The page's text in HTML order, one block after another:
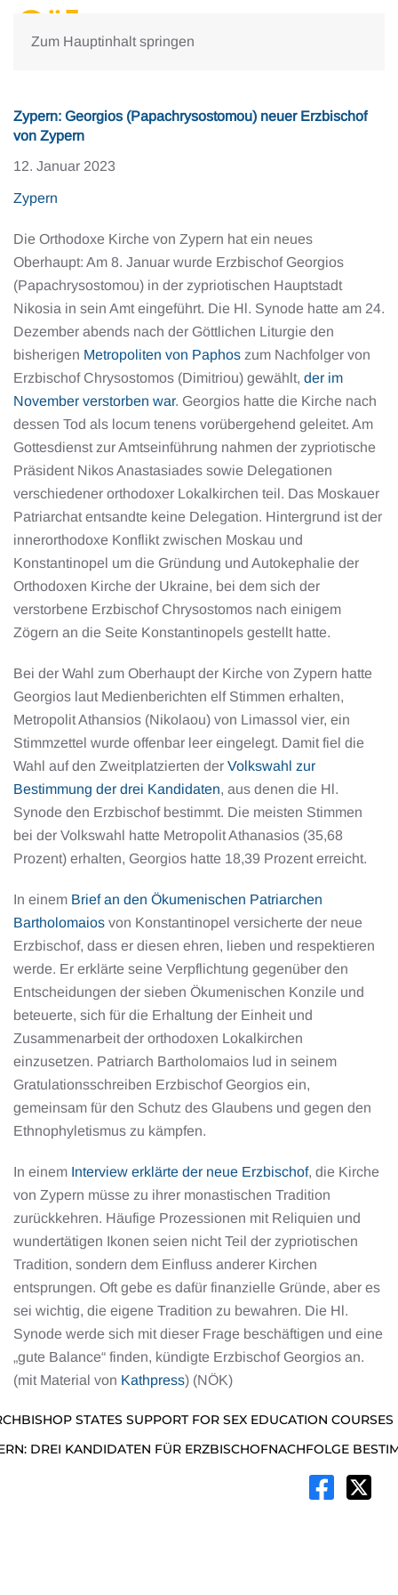
Zum Hauptinhalt springen
Zypern: Georgios (Papachrysostomou) neuer Erzbischof
von Zypern
12. Januar 2023
Zypern
Die Orthodoxe Kirche von Zypern hat ein neues
Oberhaupt: Am 8. Januar wurde Erzbischof Georgios
(Papachrysostomou) in der zypriotischen Hauptstadt
Nikosia in sein Amt eingeführt. Die Hl. Synode hatte am 24.
Dezember abends nach der Göttlichen Liturgie den
bisherigen Metropoliten von Paphos zum Nachfolger von
Erzbischof Chrysostomos (Dimitriou) gewählt, der im
November verstorben war. Georgios hatte die Kirche nach
dessen Tod als locum tenens vorübergehend geleitet. Am
Gottesdienst zur Amtseinführung nahmen der zypriotische
Präsident Nikos Anastasiades sowie Delegationen
verschiedener orthodoxer Lokalkirchen teil. Das Moskauer
Patriarchat entsandte keine Delegation. Hintergrund ist der
innerorthodoxe Konflikt zwischen Moskau und
Konstantinopel um die Gründung und Autokephalie der
Orthodoxen Kirche der Ukraine, bei dem sich der
verstorbene Erzbischof Chrysostomos nach einigem
Zögern an die Seite Konstantinopels gestellt hatte.
Bei der Wahl zum Oberhaupt der Kirche von Zypern hatte
Georgios laut Medienberichten elf Stimmen erhalten,
Metropolit Athansios (Nikolaou) von Limassol vier, ein
Stimmzettel wurde offenbar leer eingelegt. Damit fiel die
Wahl auf den Zweitplatzierten der Volkswahl zur
Bestimmung der drei Kandidaten, aus denen die Hl.
Synode den Erzbischof bestimmt. Die meisten Stimmen
bei der Volkswahl hatte Metropolit Athanasios (35,68
Prozent) erhalten, Georgios hatte 18,39 Prozent erreicht.
In einem Brief an den Ökumenischen Patriarchen
Bartholomaios von Konstantinopel versicherte der neue
Erzbischof, dass er diesen ehren, lieben und respektieren
werde. Er erklärte seine Verpflichtung gegenüber den
Entscheidungen der sieben Ökumenischen Konzile und
beteuerte, sich für die Erhaltung der Einheit und
Zusammenarbeit der orthodoxen Lokalkirchen
einzusetzen. Patriarch Bartholomaios lud in seinem
Gratulationsschreiben Erzbischof Georgios ein,
gemeinsam für den Schutz des Glaubens und gegen den
Ethnophyletismus zu kämpfen.
In einem Interview erklärte der neue Erzbischof, die Kirche
von Zypern müsse zu ihrer monastischen Tradition
zurückkehren. Häufige Prozessionen mit Reliquien und
wundertätigen Ikonen seien nicht Teil der zypriotischen
Tradition, sondern dem Einfluss anderer Kirchen
entsprungen. Oft gebe es dafür finanzielle Gründe, aber es
sei wichtig, die eigene Tradition zu bewahren. Die Hl.
Synode werde sich mit dieser Frage beschäftigen und eine
„gute Balance“ finden, kündigte Erzbischof Georgios an.
(mit Material von Kathpress) (NÖK)
STATES SUPPORT FOR SEX EDUCATION
DREI KANDIDATEN FÜR ERZBISCHOFNACHFOLGE